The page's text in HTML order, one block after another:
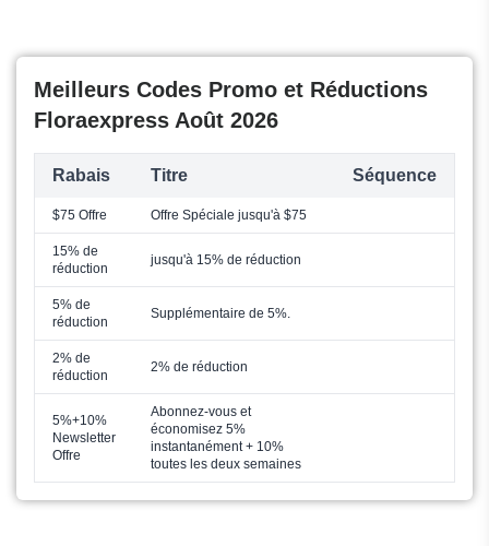
Meilleurs Codes Promo et Réductions
Floraexpress Août 2026
Rabais Titre Séquence
$75 Offre Offre Spéciale jusqu'à $75
15% de
réduction
jusqu'à 15% de réduction
5% de
réduction
Supplémentaire de 5%.
2% de
réduction
2% de réduction
5%+10%
Newsletter
Offre
Abonnez-vous et
économisez 5%
instantanément + 10%
toutes les deux semaines